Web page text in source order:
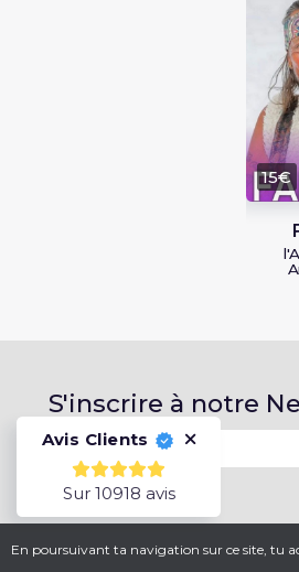
15€
S'inscrire à notre
Avis Clients
Sur 10918 avis
En poursuivant ta navigation sur ce site, tu